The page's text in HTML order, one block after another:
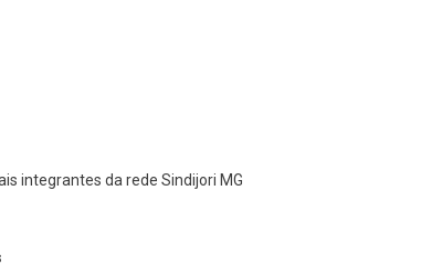
integrantes da rede Sindijori MG